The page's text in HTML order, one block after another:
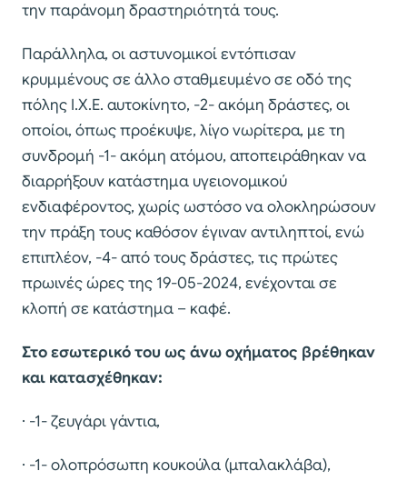
την παράνομη δραστηριότητά τους.
Παράλληλα, οι αστυνομικοί εντόπισαν
κρυμμένους σε άλλο σταθμευμένο σε οδό της
πόλης Ι.Χ.Ε. αυτοκίνητο, -2- ακόμη δράστες, οι
οποίοι, όπως προέκυψε, λίγο νωρίτερα, με τη
συνδρομή -1- ακόμη ατόμου, αποπειράθηκαν να
διαρρήξουν κατάστημα υγειονομικού
ενδιαφέροντος, χωρίς ωστόσο να ολοκληρώσουν
την πράξη τους καθόσον έγιναν αντιληπτοί, ενώ
επιπλέον, -4- από τους δράστες, τις πρώτες
πρωινές ώρες της 19-05-2024, ενέχονται σε
κλοπή σε κατάστημα – καφέ.
Στο εσωτερικό του ως άνω οχήματος βρέθηκαν
και κατασχέθηκαν:
· -1- ζευγάρι γάντια,
· -1- ολοπρόσωπη κουκούλα (μπαλακλάβα),